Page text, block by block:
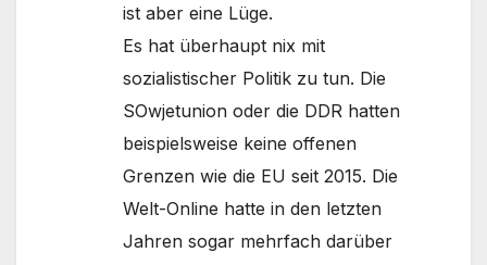
ist aber eine Lüge.
Es hat überhaupt nix mit
sozialistischer Politik zu tun. Die
SOwjetunion oder die DDR hatten
beispielsweise keine offenen
Grenzen wie die EU seit 2015. Die
Welt-Online hatte in den letzten
Jahren sogar mehrfach darüber